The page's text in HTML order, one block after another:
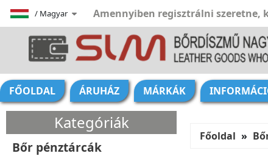
/ Magyar Amennyiben regisztrálni szeretne,
FŐOLDAL ÁRUHÁZ MÁRKÁK
Kategóriák
Bőr pénztárcák
Főoldal